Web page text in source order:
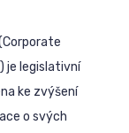
je legislativní
ke zvýšení
o svých